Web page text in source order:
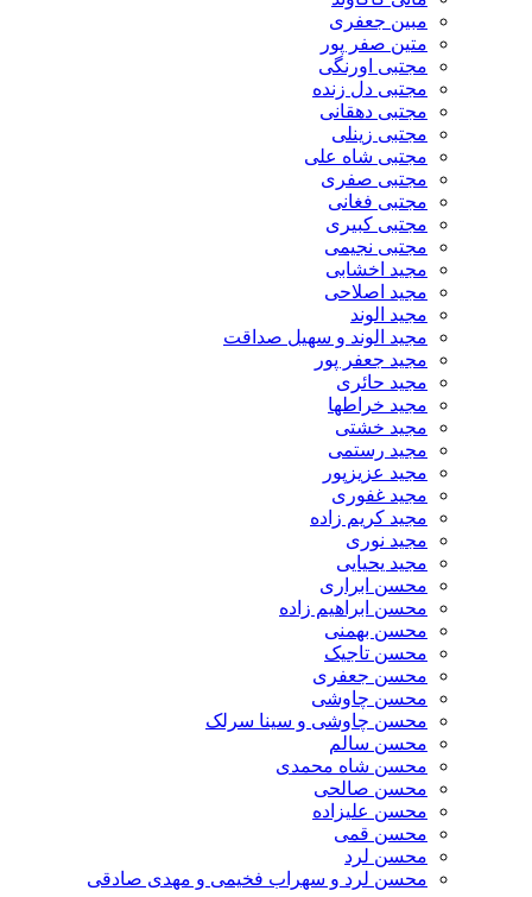
مبین جعفری
متین صفر پور
مجتبی اورنگی
مجتبی دل زنده
مجتبی دهقانی
مجتبی زینلی
مجتبی شاه علی
مجتبی صفری
مجتبی فغانی
مجتبی کبیری
مجتبی نجیمی
مجید اخشابی
مجید اصلاحی
مجید الوند‎
مجید الوند و سهیل صداقت
مجید جعفر پور
مجید حائری
مجید خراطها
مجید خشتی
مجید رستمی
مجید عزیزپور
مجید غفوری
مجید کریم زاده
مجید نوری
مجید یحیایی
محسن ابراری
محسن ابراهیم زاده
محسن بهمنی
محسن تاجیک
محسن جعفری
محسن چاوشی
محسن چاوشی و سینا سرلک
محسن سالم
محسن شاه محمدی
محسن صالحی
محسن علیزاده
محسن قمی
محسن لرد
محسن لرد و سهراب فخیمی و مهدی صادقی